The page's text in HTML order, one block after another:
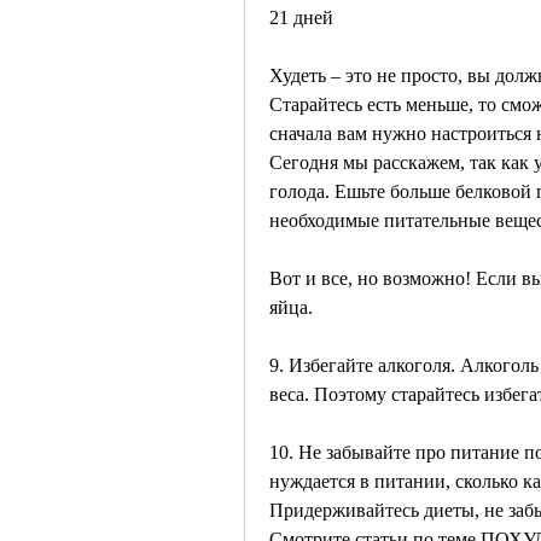
21 дней
Худеть – это не просто, вы
Старайтесь есть меньше, то
сначала вам нужно
Сегодня мы расскажем, так как
голода. Ешьте больше
необходимые питательные
Вот и все, но возможно! Если вы
яйца.
9. Избегайте алкоголя.
веса. Поэтому старайтесь
10. Не забывайте про питание
нуждается в питании, сколько
Придерживайтесь диеты, не